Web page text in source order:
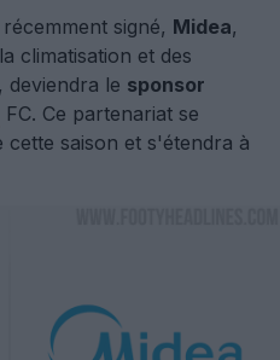
signé, Midea,
climatisation et des
deviendra le sponsor
FC. Ce partenariat se
saison et s'étendra à